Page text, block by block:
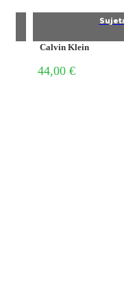
Calvin Klein
25,00 €